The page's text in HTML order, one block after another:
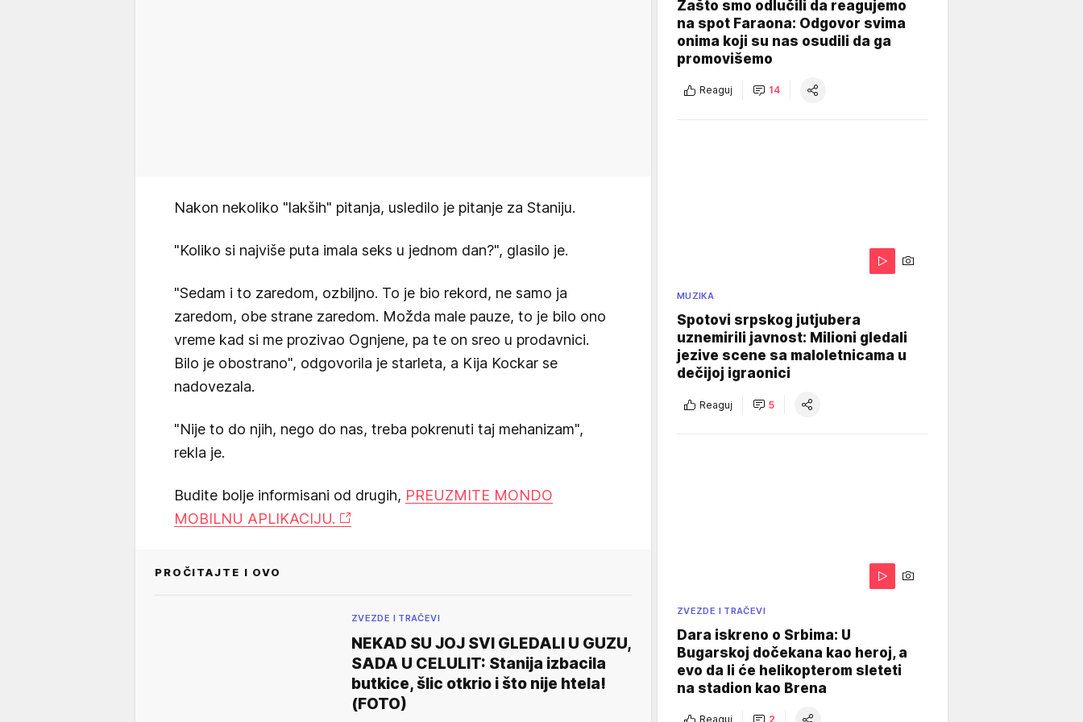
Nakon nekoliko "lakših" pitanja, usledilo je pitanje za Staniju.
"Koliko si najviše puta imala seks u jednom dan?", glasilo je.
"Sedam i to zaredom, ozbiljno. To je bio rekord, ne samo ja
zaredom, obe strane zaredom. Možda male pauze, to je bilo ono
vreme kad si me prozivao Ognjene, pa te on sreo u prodavnici.
Bilo je obostrano", odgovorila je starleta, a Kija Kockar se
nadovezala.
"Nije to do njih, nego do nas, treba pokrenuti taj mehanizam",
rekla je.
Budite bolje informisani od drugih, PREUZMITE MONDO
MOBILNU APLIKACIJU.
PROČITAJTE I OVO
ZVEZDE I TRAČEVI
NEKAD SU JOJ SVI GLEDALI U GUZU,
SADA U CELULIT: Stanija izbacila
butkice, šlic otkrio i što nije htela!
(FOTO)
Zašto smo odlučili da reagujemo
na spot Faraona: Odgovor svima
onima koji su nas osudili da ga
promovišemo
Reaguj 14
MUZIKA
Spotovi srpskog jutjubera
uznemirili javnost: Milioni gledali
jezive scene sa maloletnicama u
dečijoj igraonici
Reaguj 5
ZVEZDE I TRAČEVI
Dara iskreno o Srbima: U
Bugarskoj dočekana kao heroj, a
evo da li će helikopterom sleteti
na stadion kao Brena
Reaguj 2